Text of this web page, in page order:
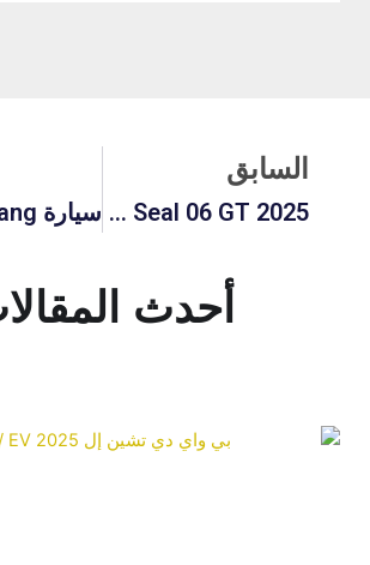
السابق
2025 BYD Seal 06 GT: السعر والأداء والمميزات ودليل الشراء الكامل
أحدث المقالات